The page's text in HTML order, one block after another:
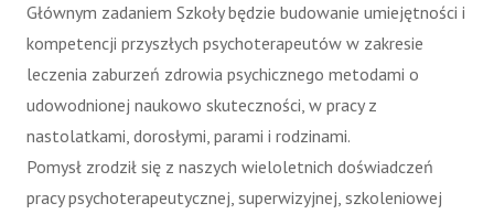
Głównym zadaniem Szkoły będzie budowanie umiejętności i
kompetencji przyszłych psychoterapeutów w zakresie
leczenia zaburzeń zdrowia psychicznego metodami o
udowodnionej naukowo skuteczności, w pracy z
nastolatkami, dorosłymi, parami i rodzinami.
Pomysł zrodził się z naszych wieloletnich doświadczeń
pracy psychoterapeutycznej, superwizyjnej, szkoleniowej